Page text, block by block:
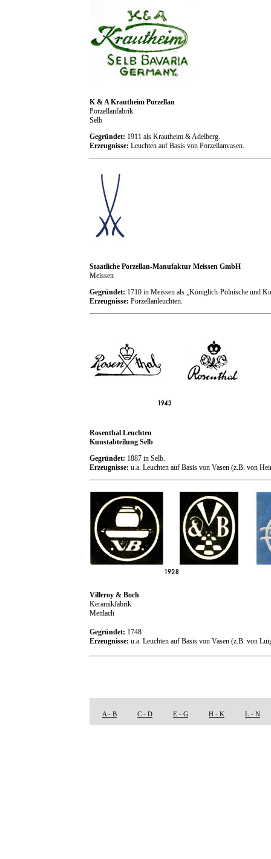
K & A Krautheim Porzellan
Porzellanfabrik
Selb
Gegründet: 1911 als Krautheim & Adelberg.
Erzeugnisse: Leuchten auf Basis von Porzellanvasen.
Staatliche Porzellan-Manufaktur Meissen GmbH
Meissen
Gegründet: 1710 in Meissen als „Königlich-Polnische und
Erzeugnisse: Porzellanleuchten.
Rosenthal Leuchten
Kunstabteilung Selb
Gegründet: 1887 in Selb.
Erzeugnisse: u.a. Leuchten auf Basis von Vasen (z.B. von
Villeroy & Boch
Keramikfabrik
Mettlach
Gegründet: 1748
Erzeugnisse: u.a. Leuchten auf Basis von Vasen (z.B. von
A - B C - D E - G H - K L - N